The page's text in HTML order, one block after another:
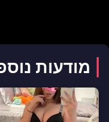
מודעות